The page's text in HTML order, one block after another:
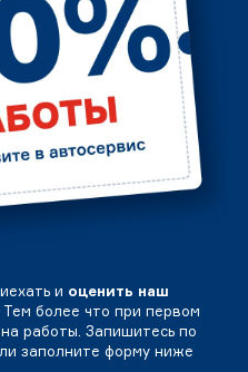
и оценить наш
Тем более что при первом
работы. Запишитесь по
заполните форму ниже